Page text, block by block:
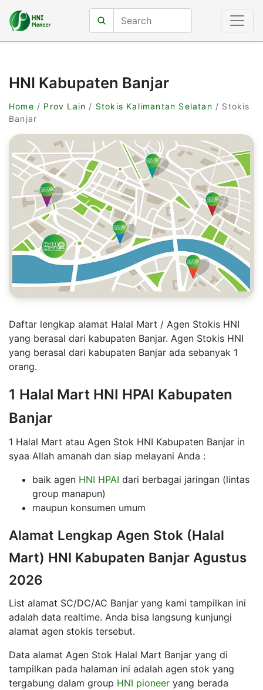
HNI Kabupaten Banjar
Home / Prov Lain / Stokis Kalimantan Selatan / Stokis
Banjar
Daftar lengkap alamat Halal Mart / Agen Stokis HNI
yang berasal dari kabupaten Banjar. Agen Stokis HNI
yang berasal dari kabupaten Banjar ada sebanyak 1
orang.
1 Halal Mart HNI HPAI Kabupaten
Banjar
1 Halal Mart atau Agen Stok HNI Kabupaten Banjar in
syaa Allah amanah dan siap melayani Anda :
baik agen HNI HPAI dari berbagai jaringan (lintas
group manapun)
maupun konsumen umum
Alamat Lengkap Agen Stok (Halal
Mart) HNI Kabupaten Banjar Agustus
2026
List alamat SC/DC/AC Banjar yang kami tampilkan ini
adalah data realtime. Anda bisa langsung kunjungi
alamat agen stokis tersebut.
Data alamat Agen Stok Halal Mart Banjar yang di
tampilkan pada halaman ini adalah agen stok yang
tergabung dalam group HNI pioneer yang berada